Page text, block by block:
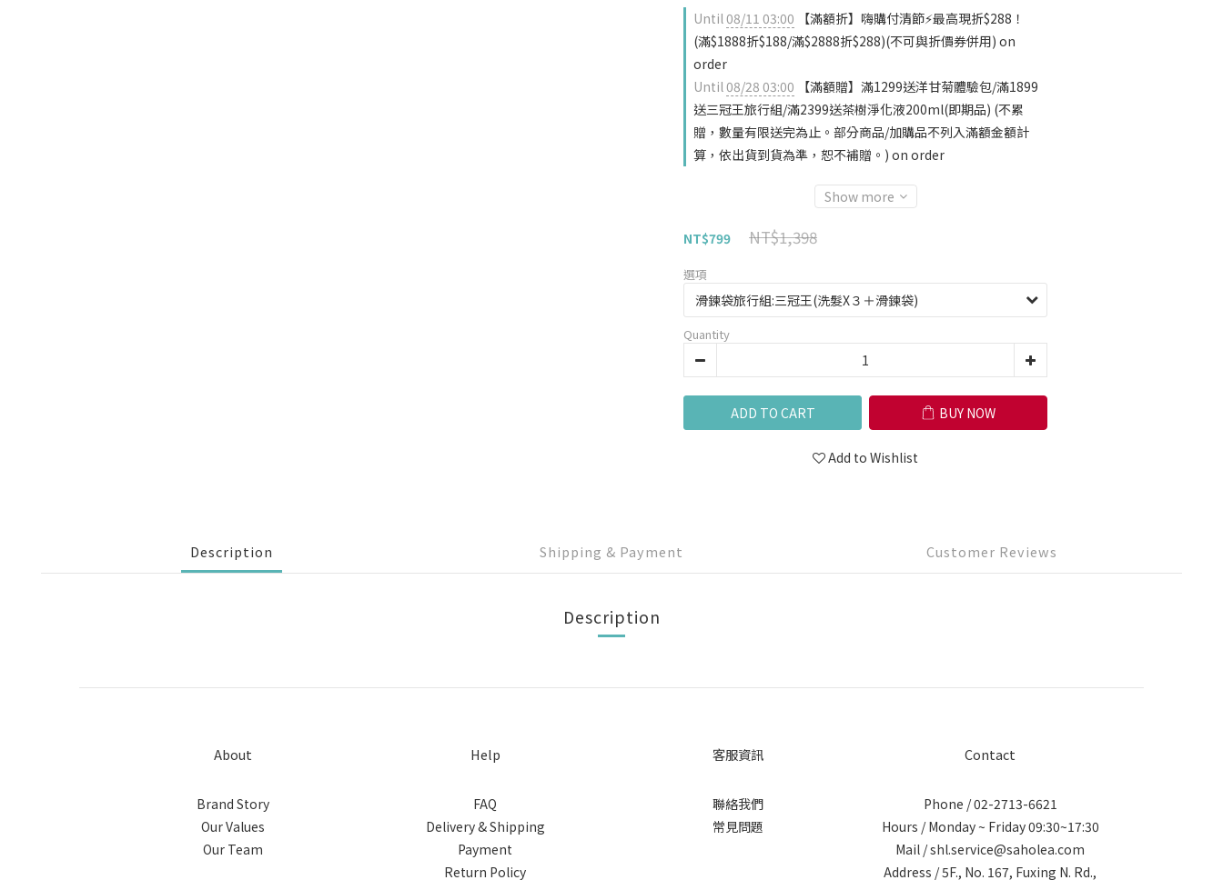
Until08/11 03:00 【滿額折】嗨購付清節⚡最高現折$288！
(滿$1888折$188/滿$2888折$288)(不可與折價券併用) on
order
Until08/28 03:00 【滿額贈】滿1299送洋甘菊體驗包/滿1899
送三冠王旅行組/滿2399送茶樹淨化液200ml(即期品) (不累
贈，數量有限送完為止。部分商品/加購品不列入滿額金額計
算，依出貨到貨為準，恕不補贈。) on order
Show more
NT$1,398
NT$799
選項
Quantity
ADD TO CART BUY NOW
Add to Wishlist
Description Shipping & Payment Customer Reviews
Description
About
Brand Story
Our Values
Our Team
Help
FAQ
Delivery & Shipping
Payment
Return Policy
客服資訊
聯絡我們
常見問題
Contact
Phone / 02-2713-6621
Hours / Monday ~ Friday 09:30~17:30
Mail / shl.service@saholea.com
Address / 5F., No. 167, Fuxing N. Rd.,